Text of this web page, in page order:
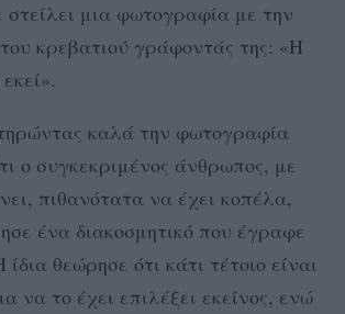
στείλει μια φωτογραφία με την
κρεβατιού γράφοντάς της: «Η
καλά την φωτογραφία
ο συγκεκριμένος άνθρωπος, με
πιθανότατα να έχει κοπέλα,
ένα διακοσμητικό που έγραφε
θεώρησε ότι κάτι τέτοιο είναι
να το έχει επιλέξει εκείνος, ενώ